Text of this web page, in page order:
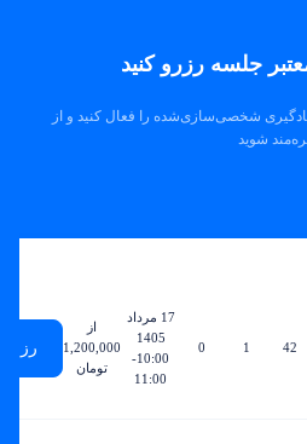
جلسه رزرو کنید
یادگیری شخصی‌سازی‌شده را فعال کنید و از
شوید
42
1
0
17 مرداد
1405
10:00-
11:00
از
1,200,000
تومان
رزرو